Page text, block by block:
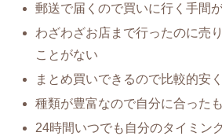
郵送で届くので買いに行く手間
わざわざお店まで行ったのに売
ことがない
まとめ買いできるので比較的安
種類が豊富なので自分に合った
24時間いつでも自分のタイミン